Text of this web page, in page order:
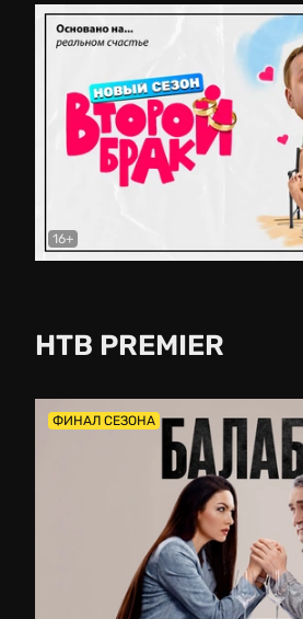
16+
НТВ PREMIER
ФИНАЛ СЕЗОНА